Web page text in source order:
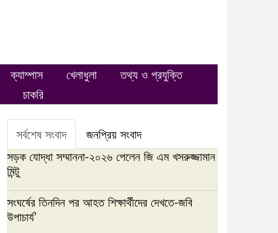
ক্যাম্পাস খেলাধুলা
তথ্য ও প্রযুক্তি
চাকরি
সর্বশেষ সংবাদ
জনপ্রিয় সংবাদ
সড়ক যোদ্ধা সম্মাননা-২০২৬ পেলেন জি এম খসরুজ্জামান
মিন্টু
সংঘর্ষের তিনদিন পর আহত শিক্ষার্থীদের দেখতে-জবি
উপাচার্য’